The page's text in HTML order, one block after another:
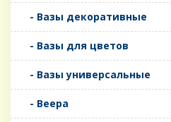
- Вазы декоративные
- Вазы для цветов
- Вазы универсальные
- Веера